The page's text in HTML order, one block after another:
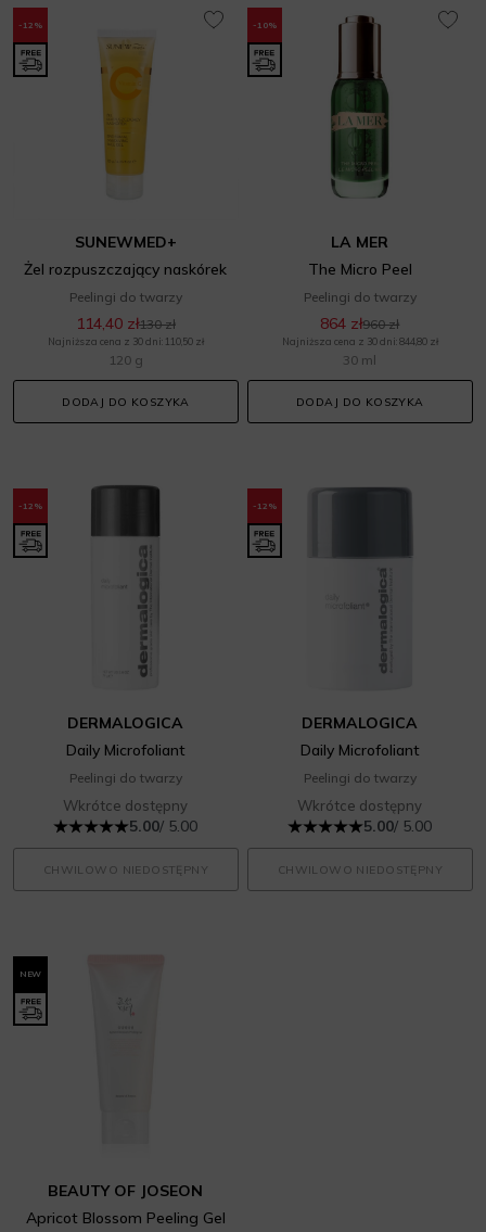
-12%
SUNEWMED+
Żel rozpuszczający naskórek
Peelingi do twarzy
114,40 zł130 zł
Najniższa cena z 30 dni: 110,50 zł
120 g
DODAJ DO KOSZYKA
-10%
LA MER
The Micro Peel
Peelingi do twarzy
864 zł960 zł
Najniższa cena z 30 dni: 844,80 zł
30 ml
DODAJ DO KOSZYKA
-12%
DERMALOGICA
Daily Microfoliant
Peelingi do twarzy
Wkrótce dostępny
5.00/ 5.00
CHWILOWO NIEDOSTĘPNY
-12%
DERMALOGICA
Daily Microfoliant
Peelingi do twarzy
Wkrótce dostępny
5.00/ 5.00
CHWILOWO NIEDOSTĘPNY
NEW
BEAUTY OF JOSEON
Apricot Blossom Peeling Gel